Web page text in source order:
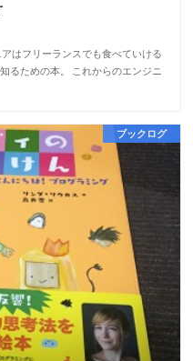
はフリーランスでも食べていける
るための本。 これからのエンジニ
ブックログ